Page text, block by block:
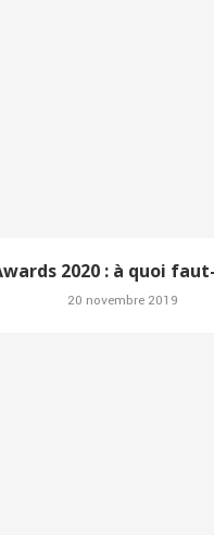
2020 : à quoi
20 novembre 2019